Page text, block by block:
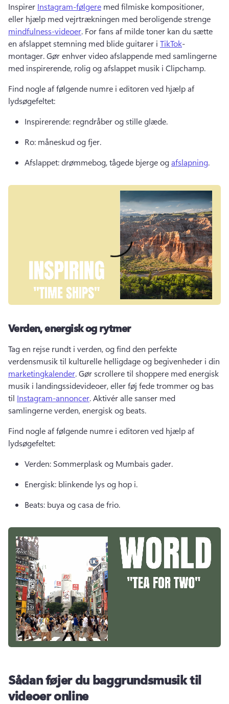
Inspirer Instagram-følgere med filmiske kompositioner,
eller hjælp med vejrtrækningen med beroligende strenge
mindfulness-videoer. For fans af milde toner kan du sætte
en afslappet stemning med blide guitarer i TikTok-
montager. Gør enhver video afslappende med samlingerne
med inspirerende, rolig og afslappet musik i Clipchamp.
Find nogle af følgende numre i editoren ved hjælp af
lydsøgefeltet:
Inspirerende: regndråber og stille glæde.
Ro: måneskud og fjer.
Afslappet: drømmebog, tågede bjerge og afslapning.
Verden, energisk og rytmer
Tag en rejse rundt i verden, og find den perfekte
marketingkalender. Gør scrollere til shoppere med energisk
musik i landingssidevideoer, eller føj fede trommer og bas
til Instagram-annoncer. Aktivér alle sanser med
samlingerne verden, energisk og beats.
Find nogle af følgende numre i editoren ved hjælp af
lydsøgefeltet:
Verden: Sommerplask og Mumbais gader.
Energisk: blinkende lys og hop i.
Beats: buya og casa de frio.
Sådan føjer du baggrundsmusik til
videoer online